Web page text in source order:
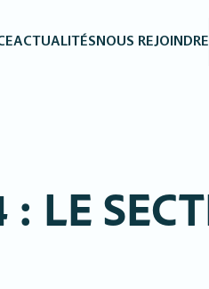
ACTUALITÉS NOUS REJOINDRE
LE